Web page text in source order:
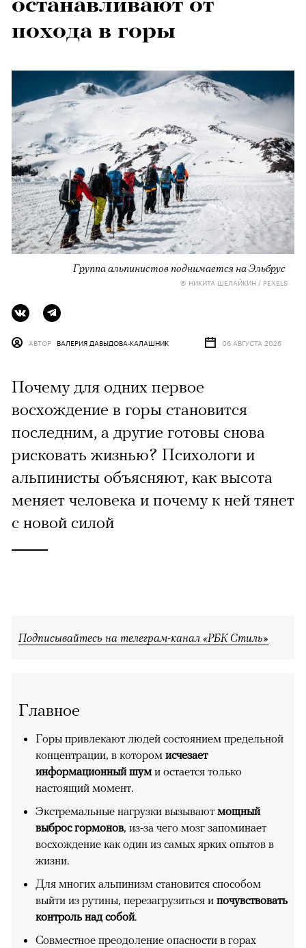
похода в горы
Группа альпинистов поднимается на Эльбрус
© НИКИТА ШЕЛАЙКИН / PEXELS
АВТОР ВАЛЕРИЯ ДАВЫДОВА-КАЛАШНИК 06 АВГУСТА 2026
Почему для одних первое
восхождение в горы становится
последним, а другие готовы снова
рисковать жизнью? Психологи и
альпинисты объясняют, как высота
меняет человека и почему к ней тянет
с новой силой
Подписывайтесь на телеграм-канал «РБК Стиль»
Главное
Горы привлекают людей состоянием предельной
концентрации, в котором исчезает
информационный шум и остается только
настоящий момент.
Экстремальные нагрузки вызывают мощный
выброс гормонов, из-за чего мозг запоминает
восхождение как один из самых ярких опытов в
жизни.
Для многих альпинизм становится способом
выйти из рутины, перезагрузиться и почувствовать
контроль над собой.
Совместное преодоление опасности в горах